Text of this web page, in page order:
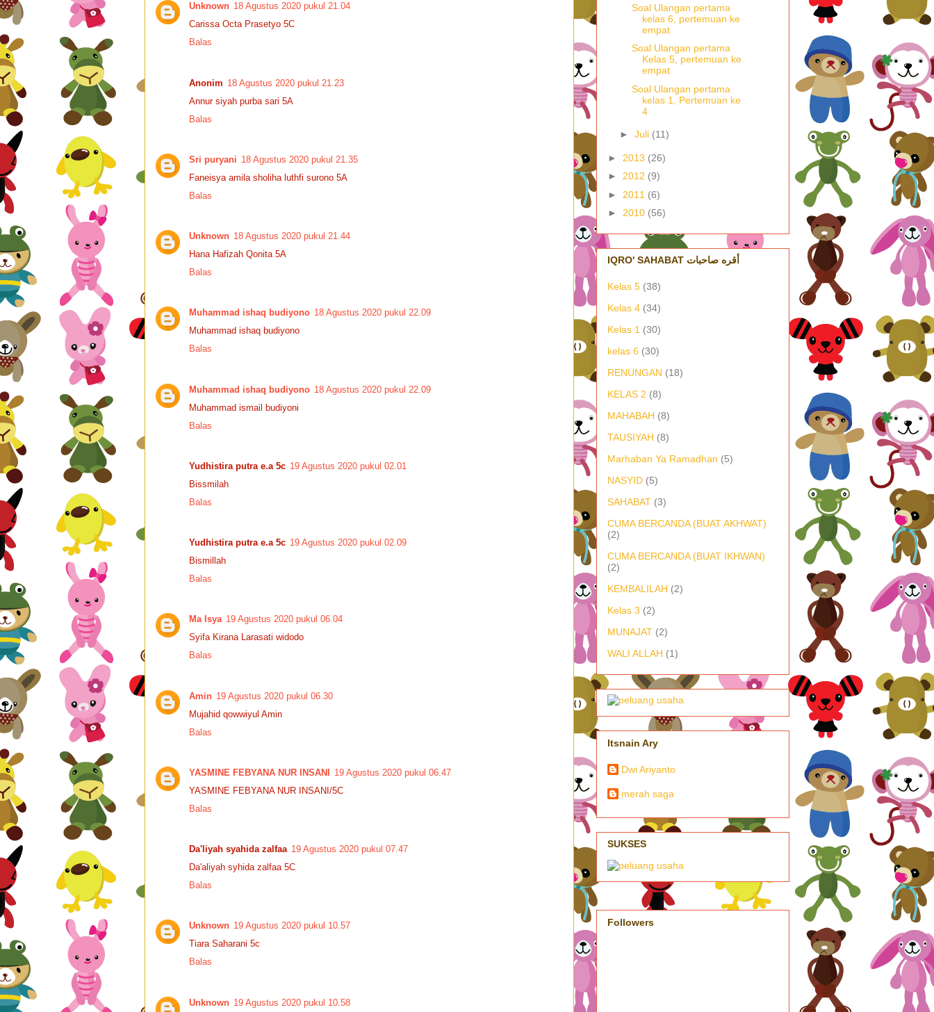
Unknown 18 Agustus 2020 pukul 21.04
Carissa Octa Prasetyo 5C
Balas
Anonim 18 Agustus 2020 pukul 21.23
Annur siyah purba sari 5A
Balas
Sri puryani 18 Agustus 2020 pukul 21.35
Faneisya amila sholiha luthfi surono 5A
Balas
Unknown 18 Agustus 2020 pukul 21.44
Hana Hafizah Qonita 5A
Balas
Muhammad ishaq budiyono 18 Agustus 2020 pukul 22.09
Muhammad ishaq budiyono
Balas
Muhammad ishaq budiyono 18 Agustus 2020 pukul 22.09
Muhammad ismail budiyoni
Balas
Yudhistira putra e.a 5c 19 Agustus 2020 pukul 02.01
Bissmilah
Balas
Yudhistira putra e.a 5c 19 Agustus 2020 pukul 02.09
Bismillah
Balas
Ma Isya 19 Agustus 2020 pukul 06.04
Syifa Kirana Larasati widodo
Balas
Amin 19 Agustus 2020 pukul 06.30
Mujahid qowwiyul Amin
Balas
YASMINE FEBYANA NUR INSANI
19 Agustus 2020 pukul 06.47
YASMINE FEBYANA NUR INSANI/5C
Balas
Da'liyah syahida zalfaa 19 Agustus 2020 pukul 07.47
Da'aliyah syhida zalfaa 5C
Balas
Unknown 19 Agustus 2020 pukul 10.57
Tiara Saharani 5c
Balas
Unknown 19 Agustus 2020 pukul 10.58
Soal Ulangan pertama
kelas 6, pertemuan ke
empat
Soal Ulangan pertama
Kelas 5, pertemuan ke
empat
Soal Ulangan pertama
kelas 1, Pertemuan ke
4
► Juli (11)
► 2013 (26)
► 2012 (9)
► 2011 (6)
► 2010 (56)
IQRO' SAHABAT أقره صاحبات
Kelas 5 (38)
Kelas 4 (34)
Kelas 1 (30)
kelas 6 (30)
RENUNGAN (18)
KELAS 2 (8)
MAHABAH (8)
TAUSIYAH (8)
Marhaban Ya Ramadhan (5)
NASYID (5)
SAHABAT (3)
CUMA BERCANDA (BUAT AKHWAT)
(2)
CUMA BERCANDA (BUAT IKHWAN)
(2)
KEMBALILAH (2)
Kelas 3 (2)
MUNAJAT (2)
WALI ALLAH (1)
Itsnain Ary
Dwi Ariyanto
merah saga
SUKSES
Followers